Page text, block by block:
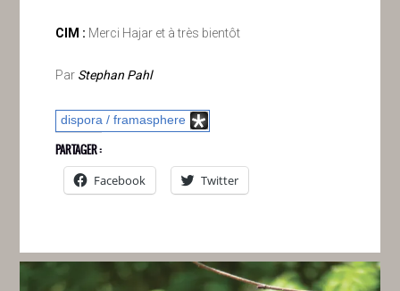
ClM : Merci Hajar et à très bientôt
Par Stephan Pahl
dispora / framasphere
PARTAGER :
Facebook
Twitter